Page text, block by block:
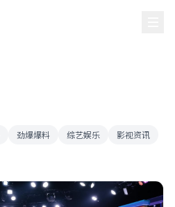
劲爆爆料 综艺娱乐
影视资讯